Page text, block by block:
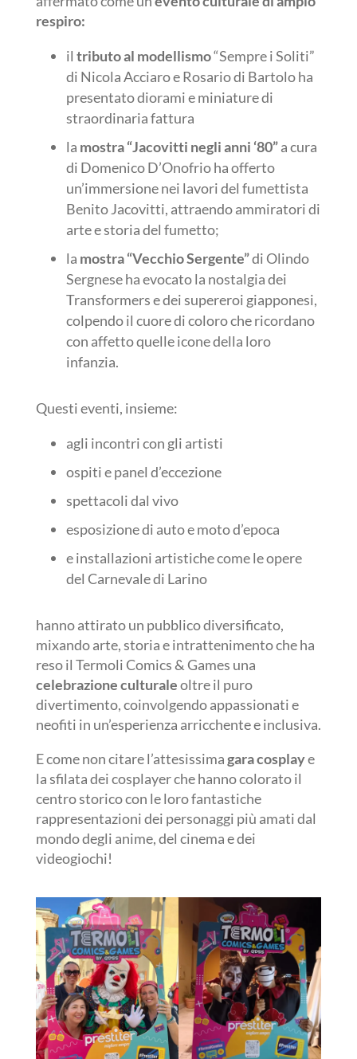
respiro:
il tributo al modellismo“Sempre i Soliti”
di Nicola Acciaro e Rosario di Bartolo ha
presentato diorami e miniature di
straordinaria fattura
la mostra “Jacovitti negli anni ‘80”a cura
di Domenico D’Onofrio ha offerto
un’immersione nei lavori del fumettista
Benito Jacovitti, attraendo ammiratori di
arte e storia del fumetto;
la mostra “Vecchio Sergente”di Olindo
Sergnese ha evocato la nostalgia dei
Transformers e dei supereroi giapponesi,
colpendo il cuore di coloro che ricordano
con affetto quelle icone della loro
infanzia.
Questi eventi, insieme:
agli incontri con gli artisti
ospiti e panel d’eccezione
spettacoli dal vivo
esposizione di auto e moto d’epoca
e installazioni artistiche come le opere
del Carnevale di Larino
hanno attirato un pubblico diversificato,
mixando arte, storia e intrattenimento che ha
reso il Termoli Comics & Games una
celebrazione culturaleoltre il puro
divertimento, coinvolgendo appassionati e
neofiti in un’esperienza arricchente e inclusiva.
E come non citare l’attesissimagara cosplaye
la sfilata dei cosplayer che hanno colorato il
centro storico con le loro fantastiche
rappresentazioni dei personaggi più amati dal
mondo degli anime, del cinema e dei
videogiochi!